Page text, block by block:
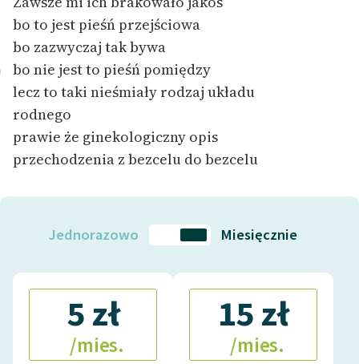
Zasady wykorzystania
Wolnych Lektur
Logotypy
Materiały promocyjne
Polityka prywatności
sprawozdania finansowe
Informacja o treściach
wrażliwych
Deklaracja dostępności
bo to jest pieśń przejściowa
bo zazwyczaj tak bywa
bo nie jest to pieśń pomiędzy
lecz to taki nieśmiały rodzaj układu
rodnego
prawie że ginekologiczny opis
przechodzenia z bezcelu do bezcelu
Jednorazowo Miesięcznie
5 zł
/mies.
15 zł
/mies.